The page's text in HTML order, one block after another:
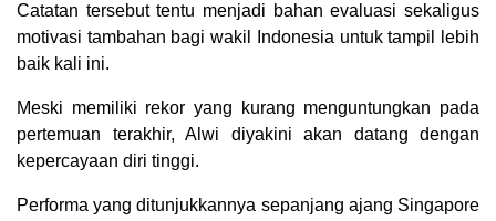
Catatan tersebut tentu menjadi bahan evaluasi sekaligus
motivasi tambahan bagi wakil Indonesia untuk tampil lebih
baik kali ini.
Meski memiliki rekor yang kurang menguntungkan pada
pertemuan terakhir, Alwi diyakini akan datang dengan
kepercayaan diri tinggi.
Performa yang ditunjukkannya sepanjang ajang Singapore